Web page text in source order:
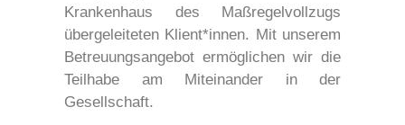
Krankenhaus des Maßregelvollzugs
übergeleiteten Klient*innen. Mit unserem
Betreuungsangebot ermöglichen wir die
Teilhabe am Miteinander in der
Gesellschaft.